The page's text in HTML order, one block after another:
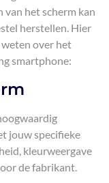
van het scherm kan
herstellen. Hier
over het
smartphone:
jouw specifieke
kleurweergave
de fabrikant.